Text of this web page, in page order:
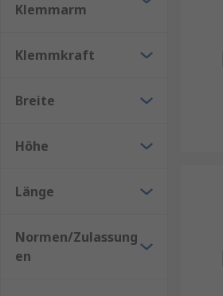
Klemmarm
Klemmkraft
Breite
Höhe
Länge
Normen/Zulassung
en